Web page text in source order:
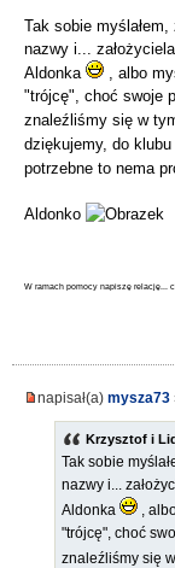
Tak sobie
nazwy i...
Aldonka
, albo
"trójcę", choć swoje
znaleźliśmy się w
dziękujemy, do
potrzebne to nema
Aldonko
W ramach pomocy napiszę relację...
napisał(a) mysza73
Krzysztof i
Tak sobie
nazwy i...
Aldonka
,
"trójcę", choć
znaleźliśmy się